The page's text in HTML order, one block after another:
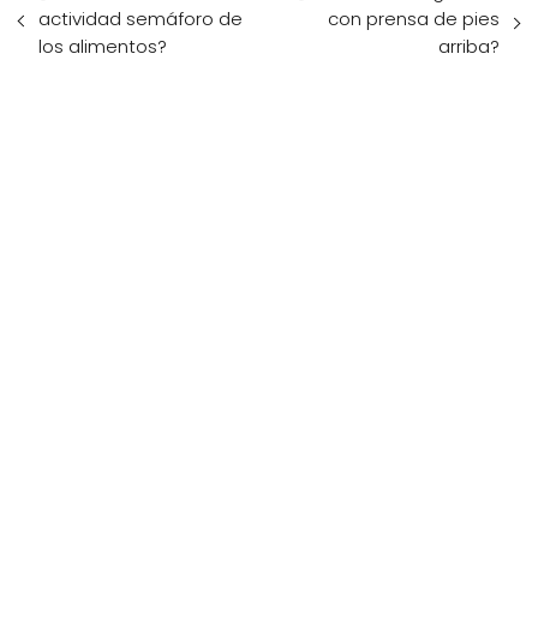
actividad semáforo de
los alimentos?
con prensa de pies
arriba?